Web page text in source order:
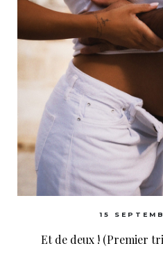
15
Et de deux ! (Premier